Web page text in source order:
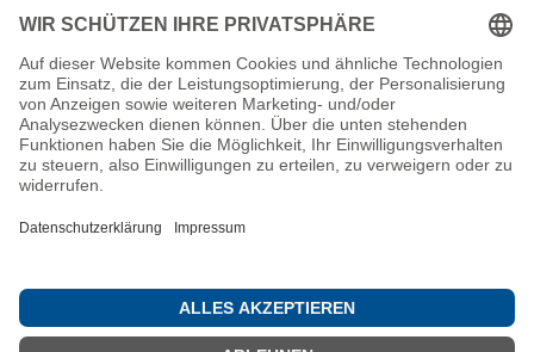
© Copyright2026- Theme RePos - Theme ByDMWSxPlus+-
feed